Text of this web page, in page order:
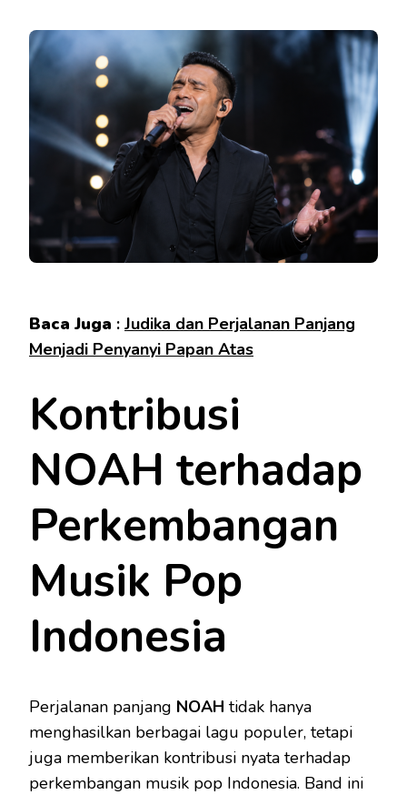
Baca Juga : Judika dan Perjalanan Panjang
Menjadi Penyanyi Papan Atas
Kontribusi
NOAH terhadap
Perkembangan
Musik Pop
Indonesia
Perjalanan panjang NOAH tidak hanya
menghasilkan berbagai lagu populer, tetapi
juga memberikan kontribusi nyata terhadap
perkembangan musik pop Indonesia. Band ini